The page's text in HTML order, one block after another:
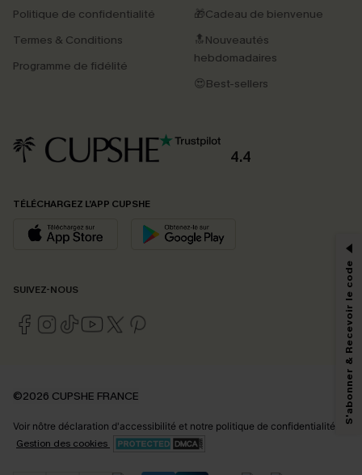
Politique de confidentialité
Termes & Conditions
Programme de fidélité
🎁Cadeau de bienvenue
🔝Nouveautés
hebdomadaires
😍Best-sellers
4.4
TÉLÉCHARGEZ L’APP CUPSHE
SUIVEZ-NOUS
©2026 CUPSHE FRANCE
Voir nôtre déclaration d'accessibilité et notre politique de confidentialité.
Gestion des cookies
PROFITEZ DE -15%
-15% dès 2 Achetés par E-mail
En soumettant votre adresse e-mail, vous acceptez de recevoir des e-mails
marketing (y compris du contenu généré par l'IA) de Cupshe et
personnaliser nos contenus et nos offres, et de vous recommander des
Politique de
confidentialité. Vous pouvez vous désabonner à tout moment.
S'abonner & Recevoir le code